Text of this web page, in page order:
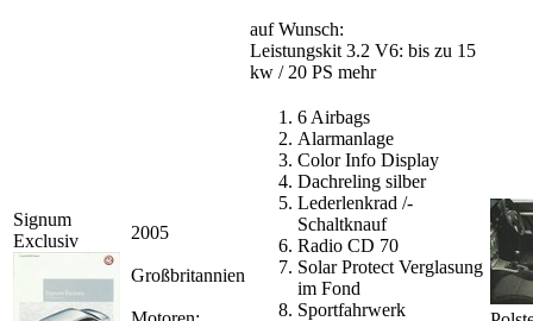
auf Wunsch:
Leistungskit 3.2 V6: bis zu 15
kw / 20 PS mehr
Signum
Exclusiv
2005
Großbritannien
6 Airbags
Alarmanlage
Color Info Display
Dachreling silber
Lederlenkrad /-
Schaltknauf
Radio CD 70
Solar Protect Verglasung
im Fond
Sportfahrwerk